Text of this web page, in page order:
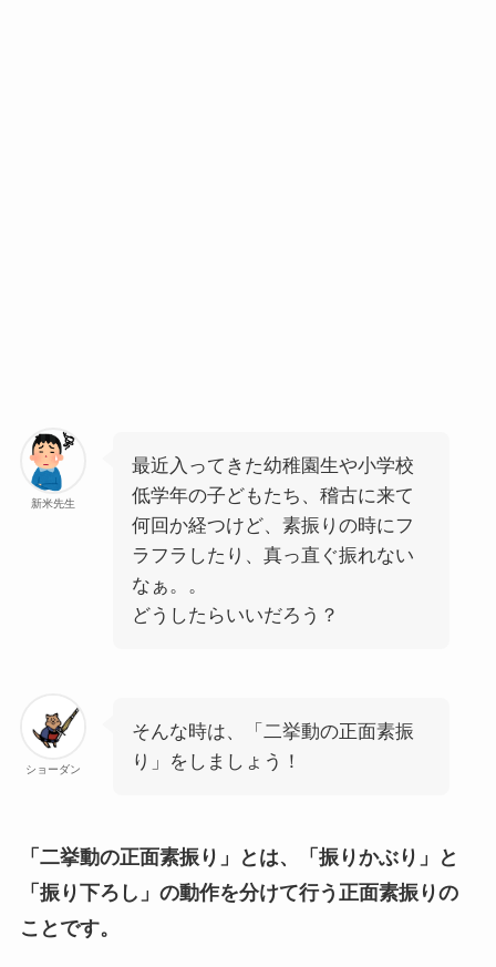
新米先生
最近入ってきた幼稚園生や小学校
低学年の子どもたち、稽古に来て
何回か経つけど、素振りの時にフ
ラフラしたり、真っ直ぐ振れない
なぁ。。
どうしたらいいだろう？
ショーダン
そんな時は、「二挙動の正面素振
り」をしましょう！
「二挙動の正面素振り」とは、「振りかぶり」と
「振り下ろし」の動作を分けて行う正面素振りの
ことです。